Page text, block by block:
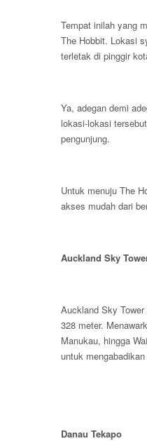
Tempat inilah yang
The Hobbit. Lokasi
terletak di pinggir
Ya, adegan demi
lokasi-lokasi
pengunjung.
Untuk menuju The
akses mudah dari
Auckland Sky
Auckland Sky
328 meter.
Manukau, hingga
untuk
Danau Tekapo